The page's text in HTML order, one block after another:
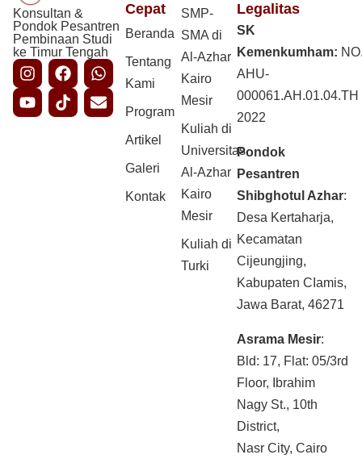
Konsultan &
Pondok Pesantren
Pembinaan Studi
ke Timur Tengah
Cepat
Beranda
Tentang
Kami
Program
Artikel
Galeri
Kontak
SMP-
SMA di
Al-Azhar
Kairo
Mesir
Kuliah di
Universitas
Al-Azhar
Kairo
Mesir
Kuliah di
Turki
Legalitas
SK
Kemenkumham:
AHU-
000061.AH.01.04.TH
2022
Pondok
Pesantren
Shibghotul Azhar:
Desa Kertaharja,
Kecamatan
Cijeungjing,
Kabupaten CIamis,
Jawa Barat, 46271
Asrama Mesir:
Bld: 17, Flat: 05/3rd
Floor, Ibrahim
Nagy St., 10th
District,
Nasr City, Cairo